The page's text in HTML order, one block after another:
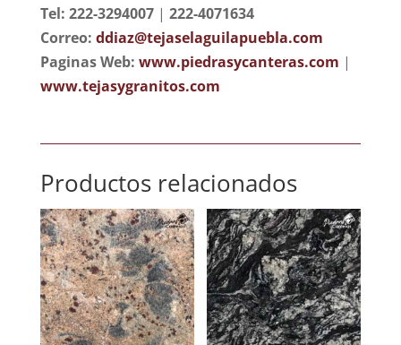
Tel: 222-3294007| 222-4071634
Correo: ddiaz@tejaselaguilapuebla.com
Paginas Web: www.piedrasycanteras.com |
www.tejasygranitos.com
Productos relacionados